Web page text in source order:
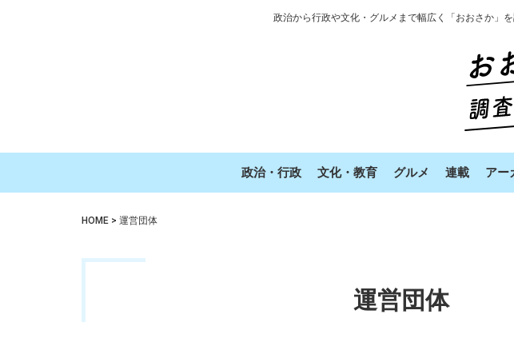
政治から行政や文化・グルメまで幅広く「おおさか」
政治・行政 文化・教育 グルメ 連載 アー
HOME > 運営団体
運営団体